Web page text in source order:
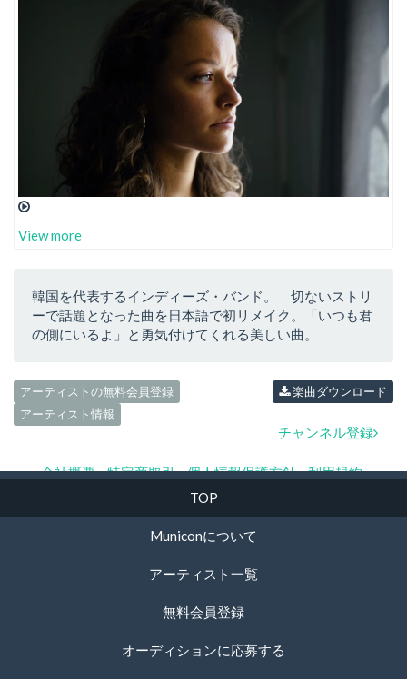
View more
韓国を代表するインディーズ・バンド。 切ないストリ
ーで話題となった曲を日本語で初リメイク。「いつも君
の側にいるよ」と勇気付けてくれる美しい曲。
アーティストの無料会員登録
アーティスト情報
楽曲ダウンロード
チャンネル登録
TOP
Municonについて
アーティスト一覧
無料会員登録
オーディションに応募する
会社概要 特定商取引 個人情報保護方針
利用規約
お問い合わせ
© Municon. all rights reserved.